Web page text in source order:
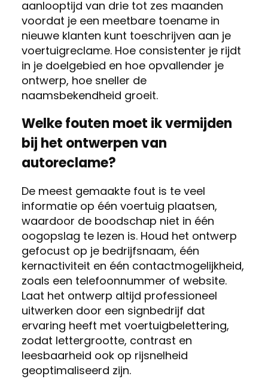
aanlooptijd van drie tot zes maanden
voordat je een meetbare toename in
nieuwe klanten kunt toeschrijven aan je
voertuigreclame. Hoe consistenter je rijdt
in je doelgebied en hoe opvallender je
ontwerp, hoe sneller de
naamsbekendheid groeit.
Welke fouten moet ik vermijden
bij het ontwerpen van
autoreclame?
De meest gemaakte fout is te veel
informatie op één voertuig plaatsen,
waardoor de boodschap niet in één
oogopslag te lezen is. Houd het ontwerp
gefocust op je bedrijfsnaam, één
kernactiviteit en één contactmogelijkheid,
zoals een telefoonnummer of website.
Laat het ontwerp altijd professioneel
uitwerken door een signbedrijf dat
ervaring heeft met voertuigbelettering,
zodat lettergrootte, contrast en
leesbaarheid ook op rijsnelheid
geoptimaliseerd zijn.